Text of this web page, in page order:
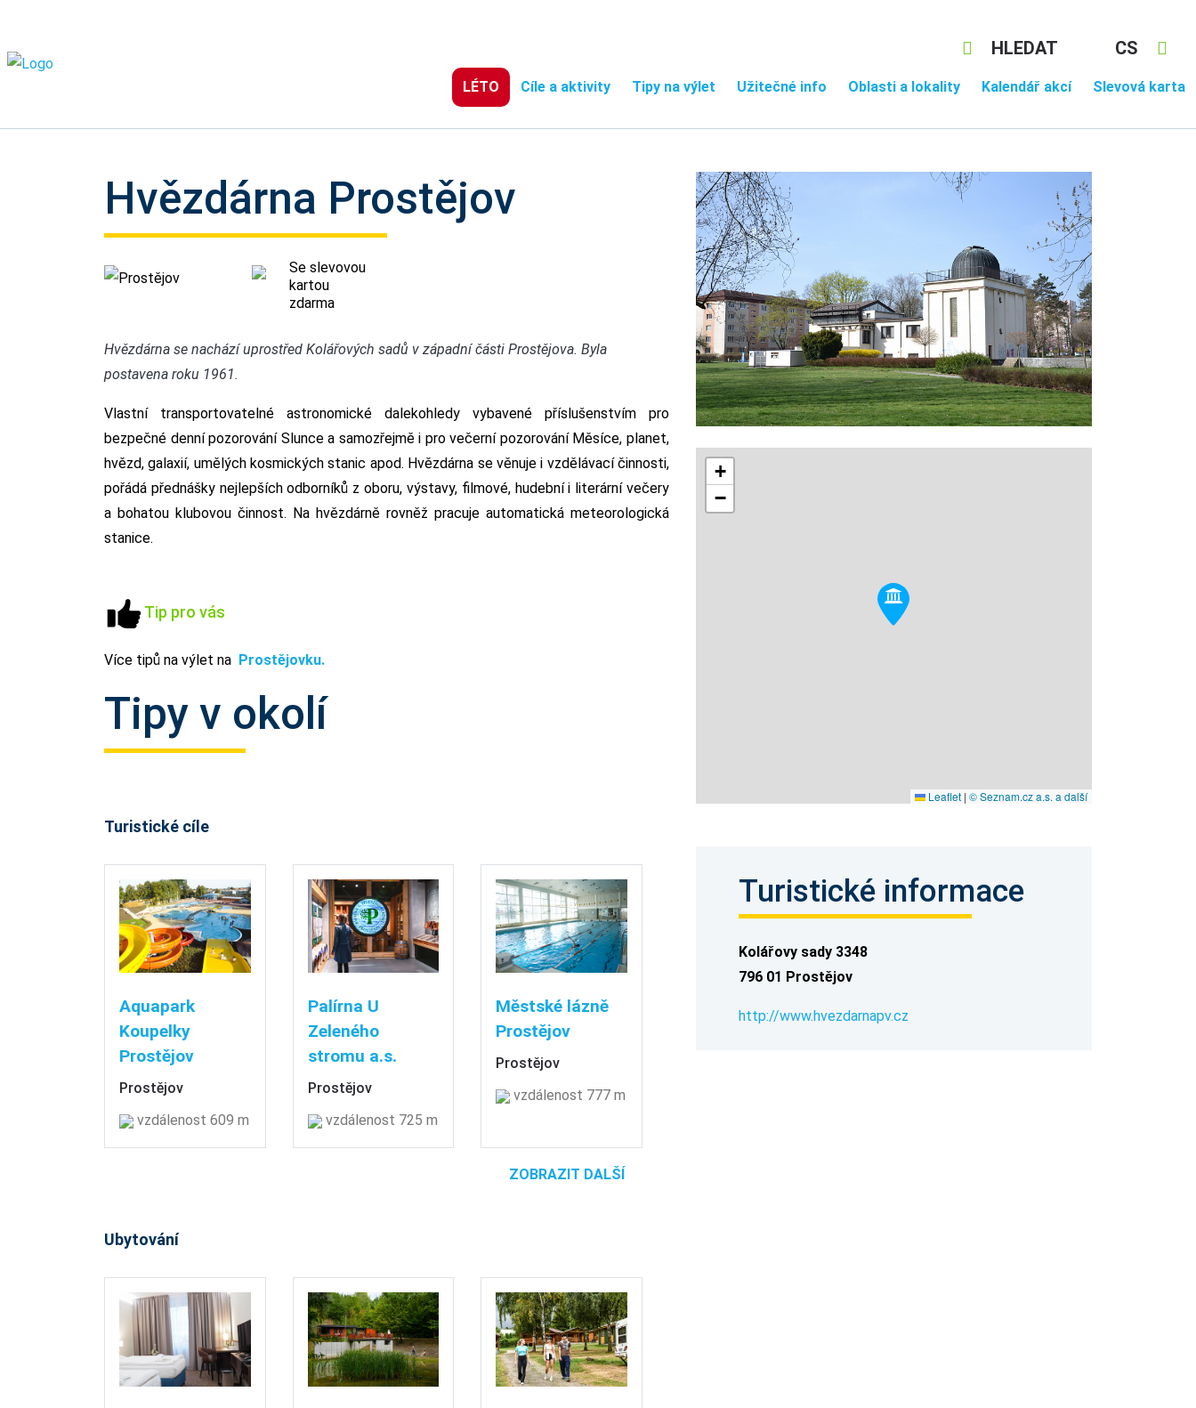
CS
HLEDAT
LÉTO Cíle a aktivity Tipy na výlet Užitečné info Oblasti a lokality Kalendář akcí Slevová karta
Hvězdárna Prostějov
Prostějov
Se slevovou
kartou
zdarma
Hvězdárna se nachází uprostřed Kolářových sadů v západní části Prostějova. Byla
postavena roku 1961.
Vlastní transportovatelné astronomické dalekohledy vybavené příslušenstvím pro
bezpečné denní pozorování Slunce a samozřejmě i pro večerní pozorování Měsíce, planet,
hvězd, galaxií, umělých kosmických stanic apod. Hvězdárna se věnuje i vzdělávací činnosti,
pořádá přednášky nejlepších odborníků z oboru, výstavy, filmové, hudební i literární večery
a bohatou klubovou činnost. Na hvězdárně rovněž pracuje automatická meteorologická
stanice.
Tip pro vás
Více tipů na výlet na Prostějovku.
Tipy v okolí
Turistické cíle
Aquapark
Koupelky
Prostějov
Prostějov
vzdálenost 609 m
Palírna U
Zeleného
stromu a.s.
Prostějov
vzdálenost 725 m
Městské lázně
Prostějov
Prostějov
vzdálenost 777 m
ZOBRAZIT DALŠÍ
Ubytování
+
−
Leaflet | © Seznam.cz a.s. a další
Turistické informace
Kolářovy sady 3348
796 01 Prostějov
http://www.hvezdarnapv.cz